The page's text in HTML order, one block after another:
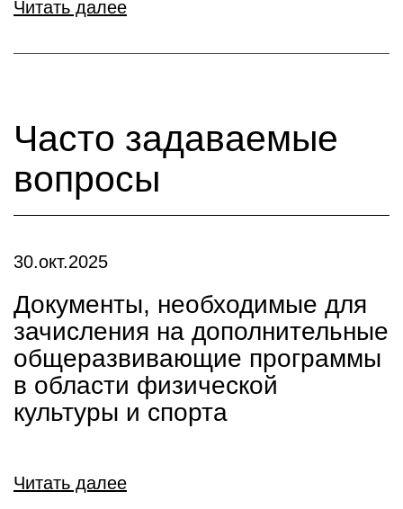
Читать далее
Часто задаваемые
вопросы
30.окт.2025
Документы, необходимые для
зачисления на дополнительные
общеразвивающие программы
в области физической
культуры и спорта
Читать далее